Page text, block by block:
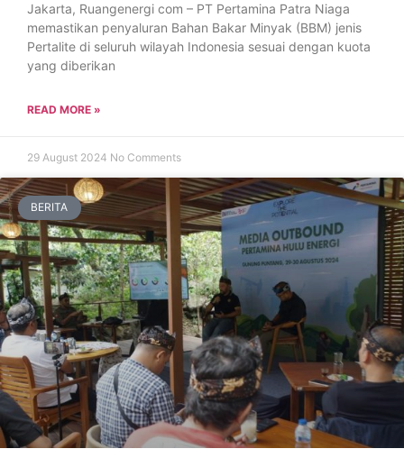
Jakarta, Ruangenergi com – PT Pertamina Patra Niaga
memastikan penyaluran Bahan Bakar Minyak (BBM) jenis
Pertalite di seluruh wilayah Indonesia sesuai dengan kuota
yang diberikan
READ MORE »
29 August 2024 No Comments
BERITA